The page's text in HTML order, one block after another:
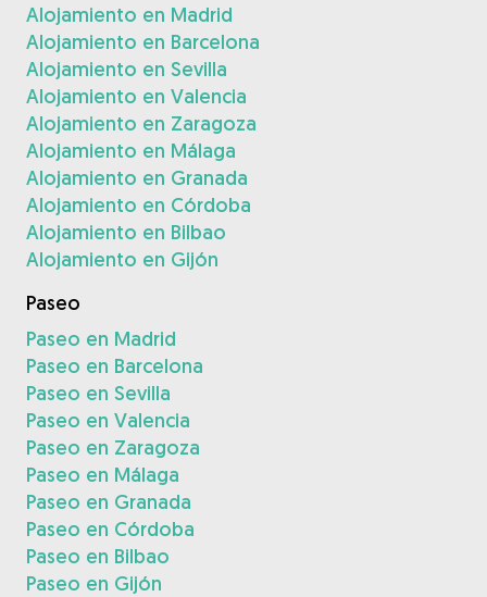
Alojamiento en Madrid
Alojamiento en Barcelona
Alojamiento en Sevilla
Alojamiento en Valencia
Alojamiento en Zaragoza
Alojamiento en Málaga
Alojamiento en Granada
Alojamiento en Córdoba
Alojamiento en Bilbao
Alojamiento en Gijón
Paseo
Paseo en Madrid
Paseo en Barcelona
Paseo en Sevilla
Paseo en Valencia
Paseo en Zaragoza
Paseo en Málaga
Paseo en Granada
Paseo en Córdoba
Paseo en Bilbao
Paseo en Gijón